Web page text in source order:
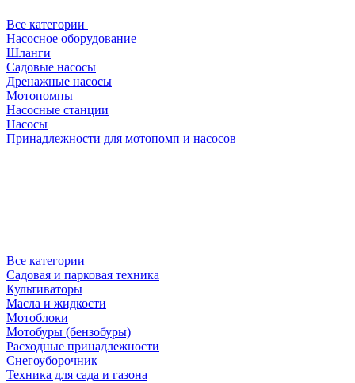
Все категории
Насосное оборудование
Шланги
Садовые насосы
Дренажные насосы
Мотопомпы
Насосные станции
Насосы
Принадлежности для мотопомп и насосов
Все категории
Садовая и парковая техника
Культиваторы
Масла и жидкости
Мотоблоки
Мотобуры (бензобуры)
Расходные принадлежности
Снегоуборочник
Техника для сада и газона